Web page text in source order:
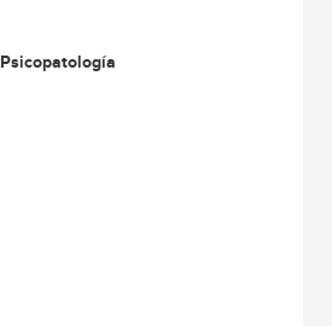
Psicopatología